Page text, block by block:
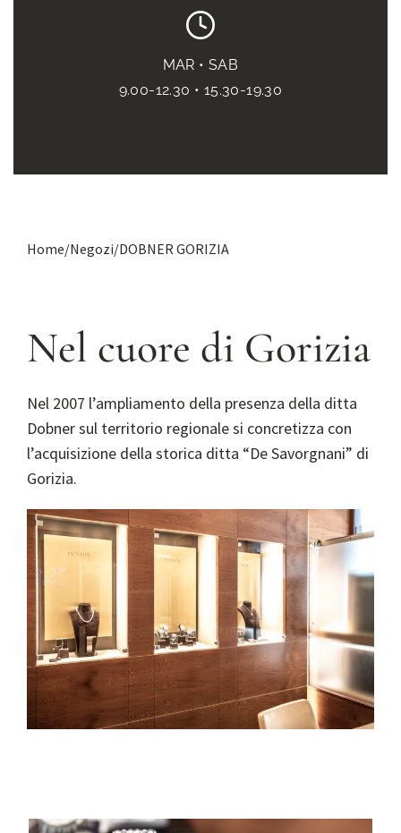
MAR • SAB
9.00-12.30 • 15.30-19.30
Home/Negozi/DOBNER GORIZIA
Nel cuore di Gorizia
Nel 2007 l’ampliamento della presenza della ditta
Dobner sul territorio regionale si concretizza con
l’acquisizione della storica ditta “De Savorgnani” di
Gorizia.